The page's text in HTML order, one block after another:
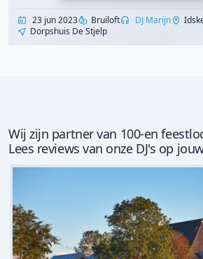
23 jun 2023 Bruiloft DJ Marijn
Dorpshuis De Stjelp
Wij zijn partner van 100-en
Lees reviews van onze DJ's op